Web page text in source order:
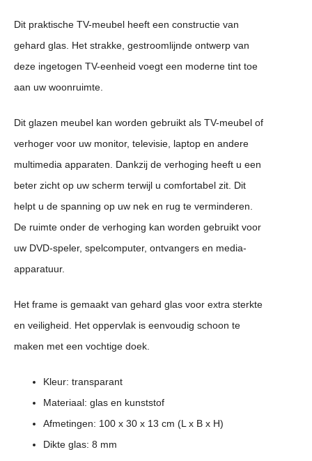
Dit praktische TV-meubel heeft een constructie van
gehard glas. Het strakke, gestroomlijnde ontwerp van
deze ingetogen TV-eenheid voegt een moderne tint toe
aan uw woonruimte.
Dit glazen meubel kan worden gebruikt als TV-meubel of
verhoger voor uw monitor, televisie, laptop en andere
multimedia apparaten. Dankzij de verhoging heeft u een
beter zicht op uw scherm terwijl u comfortabel zit. Dit
helpt u de spanning op uw nek en rug te verminderen.
De ruimte onder de verhoging kan worden gebruikt voor
uw DVD-speler, spelcomputer, ontvangers en media-
apparatuur.
Het frame is gemaakt van gehard glas voor extra sterkte
en veiligheid. Het oppervlak is eenvoudig schoon te
maken met een vochtige doek.
Kleur: transparant
Materiaal: glas en kunststof
Afmetingen: 100 x 30 x 13 cm (L x B x H)
Dikte glas: 8 mm